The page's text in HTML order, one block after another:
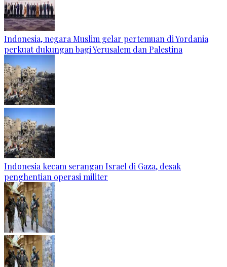
Indonesia, negara Muslim gelar pertemuan di Yordania
perkuat dukungan bagi Yerusalem dan Palestina
Indonesia kecam serangan Israel di Gaza, desak
penghentian operasi militer